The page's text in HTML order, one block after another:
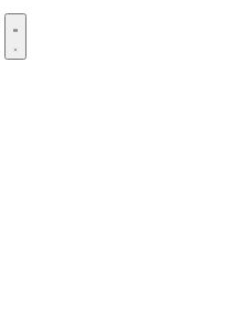
Открыть меню